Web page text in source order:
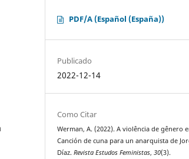
PDF/A (Español (España))
Publicado
2022-12-14
Como Citar
Werman, A. (2022). A violência de gênero
Canción de cuna para un anarquista de
Díaz.Revista Estudos Feministas,30(3).